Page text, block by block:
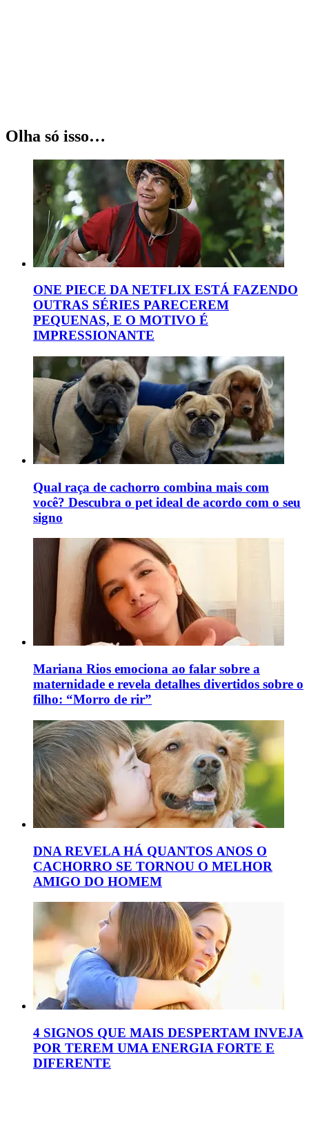
Olha só isso…
ONE PIECE DA NETFLIX ESTÁ FAZENDO
OUTRAS SÉRIES PARECEREM
PEQUENAS, E O MOTIVO É
IMPRESSIONANTE
Qual raça de cachorro combina mais com
você? Descubra o pet ideal de acordo com o seu
signo
Mariana Rios emociona ao falar sobre a
maternidade e revela detalhes divertidos sobre o
filho: “Morro de rir”
DNA REVELA HÁ QUANTOS ANOS O
CACHORRO SE TORNOU O MELHOR
AMIGO DO HOMEM
4 SIGNOS QUE MAIS DESPERTAM INVEJA
POR TEREM UMA ENERGIA FORTE E
DIFERENTE